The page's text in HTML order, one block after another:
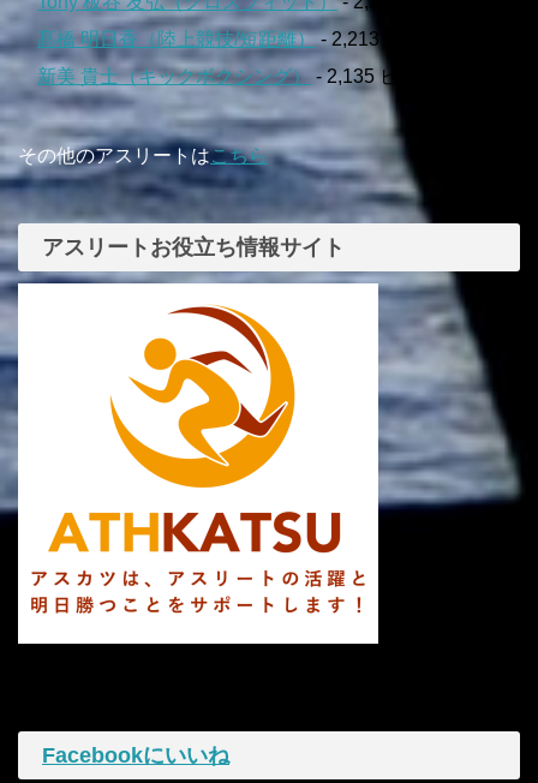
髙橋 明日香（陸上競技/短距離）- 2,213 ビュー
新美 貴士（キックボクシング） - 2,135 ビュー
その他のアスリートはこちら
アスリートお役立ち情報サイト
Facebookにいいね